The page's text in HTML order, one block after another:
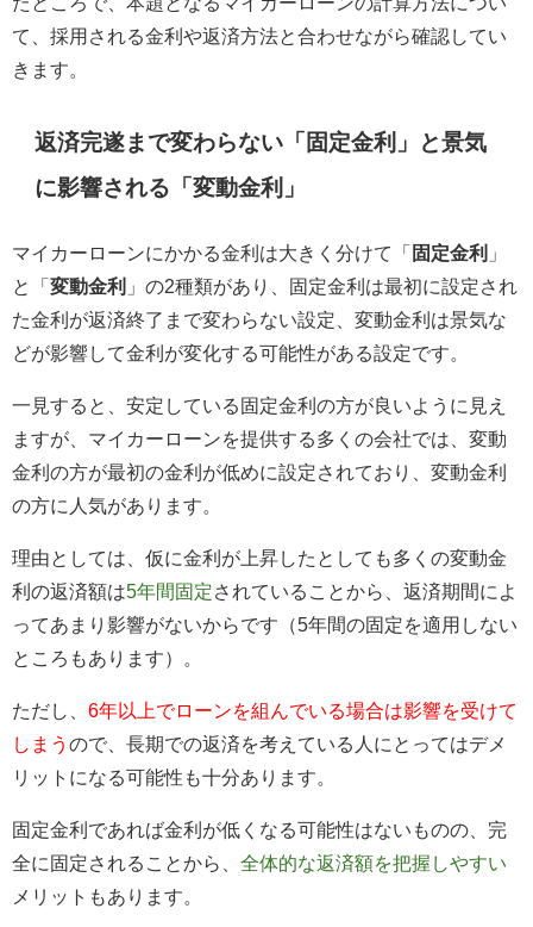
て、採用される金利や返済方法と合わせながら確認してい
きます。
返済完遂まで変わらない「固定金利」と景気
に影響される「変動金利」
マイカーローンにかかる金利は大きく分けて「 固定金利 」
と「 変動金利 」の2種類があり、固定金利は最初に設定され
た金利が返済終了まで変わらない設定、変動金利は景気な
どが影響して金利が変化する可能性がある設定です。
一見すると、安定している固定金利の方が良いように見え
ますが、マイカーローンを提供する多くの会社では、変動
金利の方が最初の金利が低めに設定されており、変動金利
の方に人気があります。
理由としては、仮に金利が上昇したとしても多くの変動金
利の返済額は5年間固定されていることから、返済期間によ
ってあまり影響がないからです（5年間の固定を適用しない
ところもあります）。
ただし、 6年以上でローンを組んでいる場合は影響を受けて
しまう ので、長期での返済を考えている人にとってはデメ
リットになる可能性も十分あります。
固定金利であれば金利が低くなる可能性はないものの、完
全に固定されることから、 全体的な返済額を把握しやすい
メリットもあります。